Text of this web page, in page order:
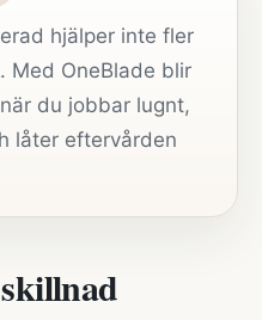
hjälper inte fler
Med OneBlade blir
du jobbar lugnt,
låter eftervården